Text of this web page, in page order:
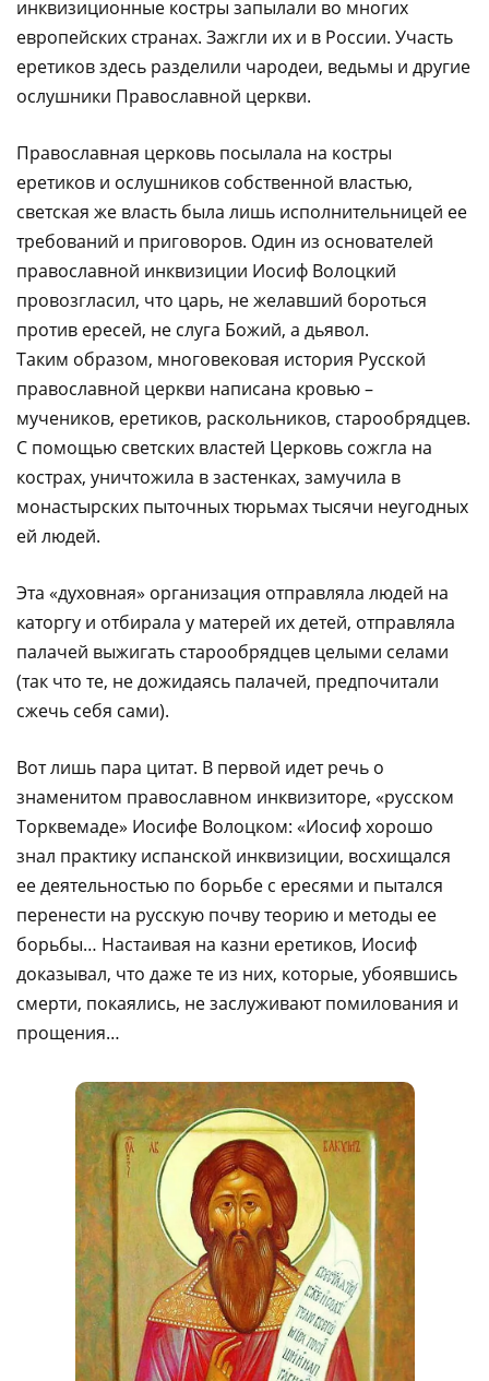
инквизиционные костры запылали во многих
европейских странах. Зажгли их и в России. Участь
еретиков здесь разделили чародеи, ведьмы и другие
ослушники Православной церкви.
Православная церковь посылала на костры
еретиков и ослушников собственной властью,
светская же власть была лишь исполнительницей ее
требований и приговоров. Один из основателей
православной инквизиции Иосиф Волоцкий
провозгласил, что царь, не желавший бороться
против ересей, не слуга Божий, а дьявол.
Таким образом, многовековая история Русской
православной церкви написана кровью –
мучеников, еретиков, раскольников, старообрядцев.
С помощью светских властей Церковь сожгла на
кострах, уничтожила в застенках, замучила в
монастырских пыточных тюрьмах тысячи неугодных
ей людей.
Эта «духовная» организация отправляла людей на
каторгу и отбирала у матерей их детей, отправляла
палачей выжигать старообрядцев целыми селами
(так что те, не дожидаясь палачей, предпочитали
сжечь себя сами).
Вот лишь пара цитат. В первой идет речь о
знаменитом православном инквизиторе, «русском
Торквемаде» Иосифе Волоцком: «Иосиф хорошо
знал практику испанской инквизиции, восхищался
ее деятельностью по борьбе с ересями и пытался
перенести на русскую почву теорию и методы ее
борьбы… Настаивая на казни еретиков, Иосиф
доказывал, что даже те из них, которые, убоявшись
смерти, покаялись, не заслуживают помилования и
прощения…